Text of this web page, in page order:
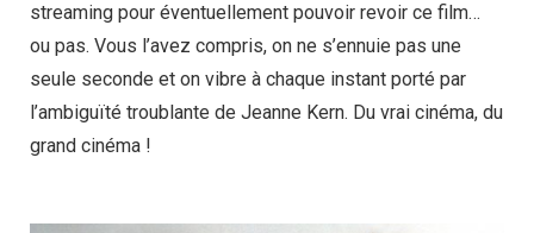
streaming pour éventuellement pouvoir revoir ce film…
ou pas. Vous l’avez compris, on ne s’ennuie pas une
seule seconde et on vibre à chaque instant porté par
l’ambiguïté troublante de Jeanne Kern. Du vrai cinéma, du
grand cinéma !